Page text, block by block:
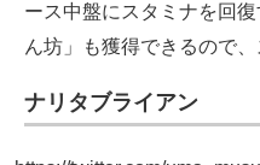
ース中盤にスタミナを回
ん坊」も獲得できるので、
ナリタブライアン